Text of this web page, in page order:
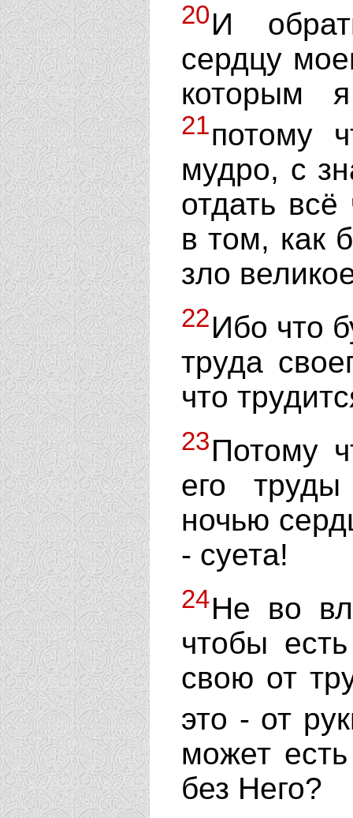
20И
сердцу
которым
21потому
мудро, с
отдать
в том, как
зло
22Ибо что
труда
что
23Потому
его
ночью
- суета!
24Не во
чтобы
свою от
это - от
может
без Него?